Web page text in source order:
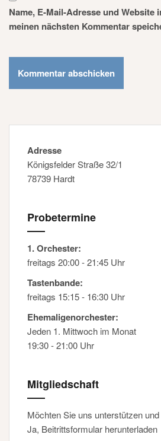
Name, E-Mail-Adresse und Website
meinen nächsten Kommentar
Adresse
Königsfelder Straße 32/1
78739 Hardt
Probetermine
1. Orchester:
freitags 20:00 - 21:45 Uhr
Tastenbande:
freitags 15:15 - 16:30 Uhr
Ehemaligenorchester:
Jeden 1. Mittwoch im Monat
19:30 - 21:00 Uhr
Mitgliedschaft
Möchten Sie uns unterstützen
Ja, Beitrittsformular herunterladen